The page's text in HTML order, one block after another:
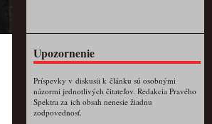
Upozornenie
Príspevky v diskusii k článku sú osobnými
názormi jednotlivých čitateľov. Redakcia Pravého
Spektra za ich obsah nenesie žiadnu
zodpovednosť.